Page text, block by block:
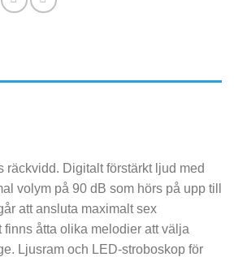
räckvidd. Digitalt förstärkt ljud med
volym på 90 dB som hörs på upp till
att ansluta maximalt sex
finns åtta olika melodier att välja
Ljusram och LED-stroboskop för